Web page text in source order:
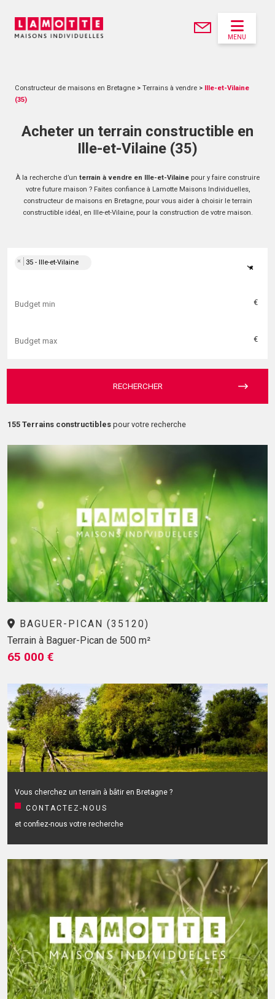
MENU
Constructeur de maisons en Bretagne > Terrains à vendre > Ille-et-Vilaine
(35)
Acheter un terrain constructible en
Ille-et-Vilaine (35)
À la recherche d’un terrain à vendre en Ille-et-Vilaine pour y faire construire
votre future maison ? Faites confiance à Lamotte Maisons Individuelles,
constructeur de maisons en Bretagne, pour vous aider à choisir le terrain
constructible idéal, en Ille-et-Vilaine, pour la construction de votre maison.
×
× 35 - Ille-et-Vilaine
€
€
RECHERCHER
155 Terrains constructibles pour votre recherche
BAGUER-PICAN (35120)
Terrain à Baguer-Pican de 500 m²
65 000 €
Vous cherchez un terrain à bâtir en Bretagne ?
CONTACTEZ-NOUS
et confiez-nous votre recherche